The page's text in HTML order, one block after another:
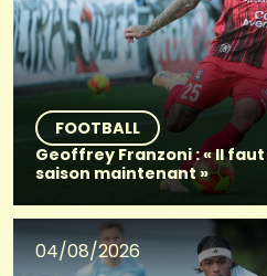
FOOTBALL
Geoffrey Franzoni : « Il
saison maintenant »
04/08/2026